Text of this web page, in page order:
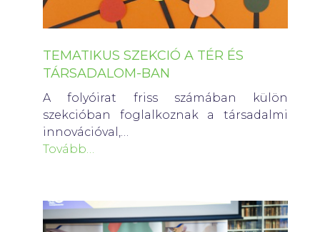
TEMATIKUS SZEKCIÓ A TÉR ÉS
TÁRSADALOM-BAN
A folyóirat friss számában külön
szekcióban foglalkoznak a társadalmi
innovációval,…
Tovább…